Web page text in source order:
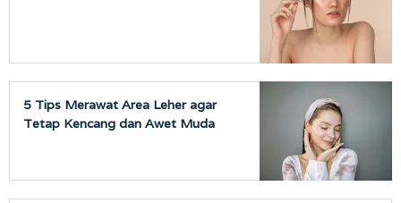
5 Tips Merawat Area Leher agar
Tetap Kencang dan Awet Muda